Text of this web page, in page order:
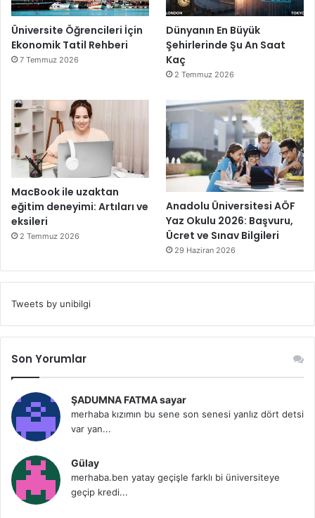
Üniversite Öğrencileri İçin
Ekonomik Tatil Rehberi
7 Temmuz 2026
Dünyanın En Büyük
Şehirlerinde Şu An Saat
Kaç
2 Temmuz 2026
MacBook ile uzaktan
eğitim deneyimi: Artıları ve
eksileri
2 Temmuz 2026
Anadolu Üniversitesi AÖF
Yaz Okulu 2026: Başvuru,
Ücret ve Sınav Bilgileri
29 Haziran 2026
Tweets by unibilgi
Son Yorumlar
ŞADUMNA FATMA sayar
merhaba kızımın bu sene son senesi yanlız dört detsi
var yan...
Gülay
merhaba.ben yatay geçişle farklı bi üniversiteye
geçip kredi...